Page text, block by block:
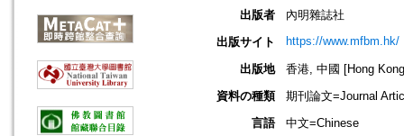
出版者
內明雜誌社
出版サイト
https://www.mfbm.hk/
出版地
香港, 中國 [Hong
資料の種類
期刊論文=Journal
言語
中文=Chinese